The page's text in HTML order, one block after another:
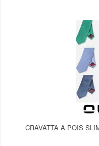
CRAVATTA A POIS